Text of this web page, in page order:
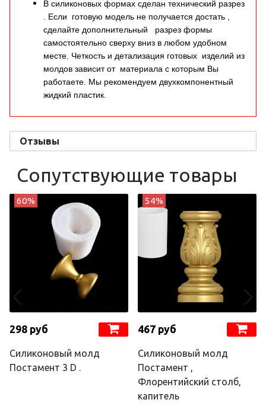
В силиконовых формах сделан технический разрез
. Если готовую модель не получается достать ,
сделайте дополнительный разрез формы
самостоятельно сверху вниз в любом удобном
месте. Четкость и детализация готовых изделий из
молдов зависит от материала с которым Вы
работаете. Мы рекомендуем двухкомпонентный
жидкий пластик.
Отзывы
Сопутствующие товары
60%
298 руб
Силиконовый молд
Постамент 3 D .
54%
467 руб
Силиконовый молд
Постамент ,
Флорентийский столб,
капитель